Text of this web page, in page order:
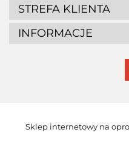
STREFA KLIENTA
INFORMACJE
Sklep internetowy na